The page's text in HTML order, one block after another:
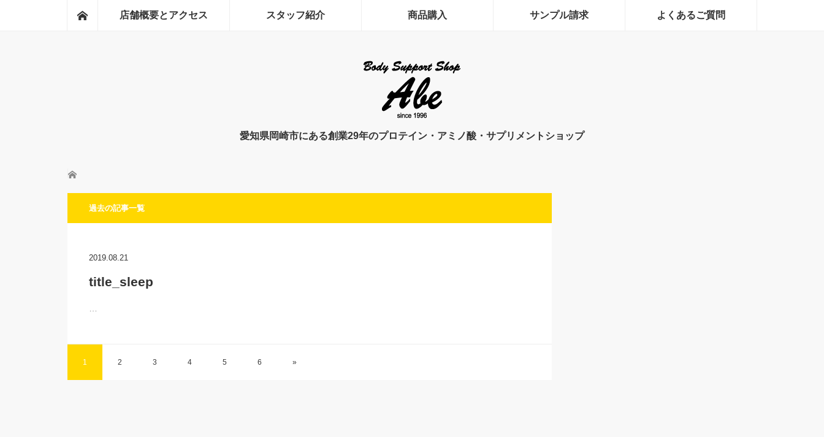
ホーム店舗概要とアクセス スタッフ紹介 商品購入 サンプル請求 よくあるご質問
愛知県岡崎市にある創業29年のプロテイン・アミノ酸・サプリメントショップ
ホーム
過去の記事一覧
2019.08.21
title_sleep
1 2 3 4 5 6 »